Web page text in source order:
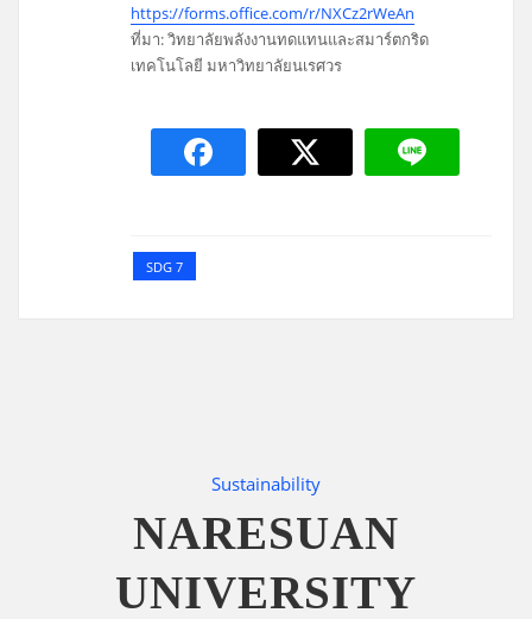
https://forms.office.com/r/NXCz2rWeAn
ที่มา: วิทยาลัยพลังงานทดแทนและสมาร์ตกริด
เทคโนโลยี มหาวิทยาลัยนเรศวร
SDG 7
Sustainability
NARESUAN
UNIVERSITY